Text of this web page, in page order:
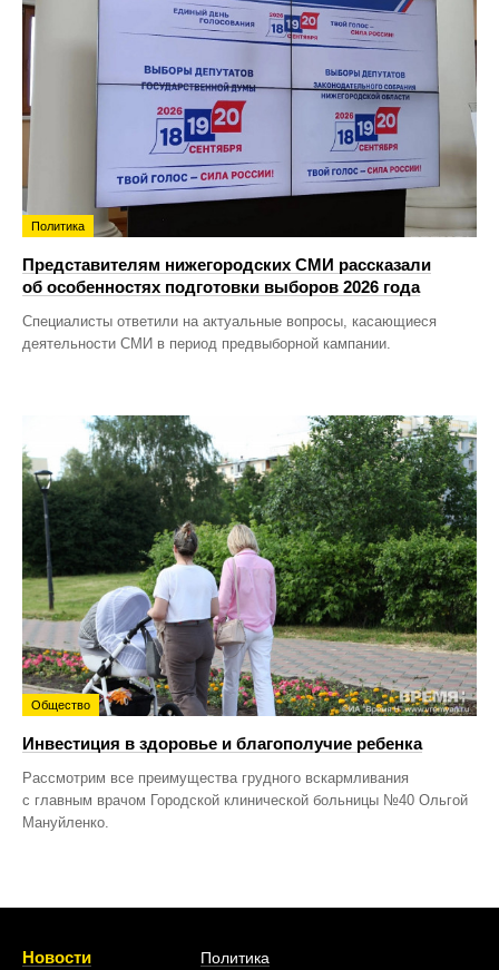
Политика
Представителям нижегородских СМИ рассказали
об особенностях подготовки выборов 2026 года
Специалисты ответили на актуальные вопросы, касающиеся
деятельности СМИ в период предвыборной кампании.
Общество
Инвестиция в здоровье и благополучие ребенка
Рассмотрим все преимущества грудного вскармливания
с главным врачом Городской клинической больницы №40 Ольгой
Мануйленко.
Новости
Политика